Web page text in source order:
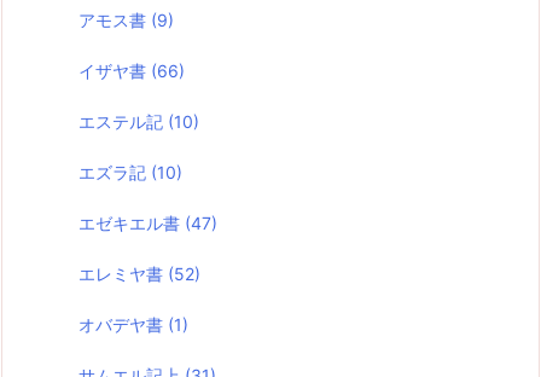
アモス書 (9)
イザヤ書 (66)
エステル記 (10)
エズラ記 (10)
エゼキエル書 (47)
エレミヤ書 (52)
オバデヤ書 (1)